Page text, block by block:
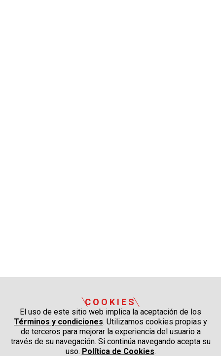
COOKIES
El uso de este sitio web implica la aceptación de los
Términos y condiciones. Utilizamos cookies propias y
de terceros para mejorar la experiencia del usuario a
través de su navegación. Si continúa navegando acepta su
uso. Política de Cookies.